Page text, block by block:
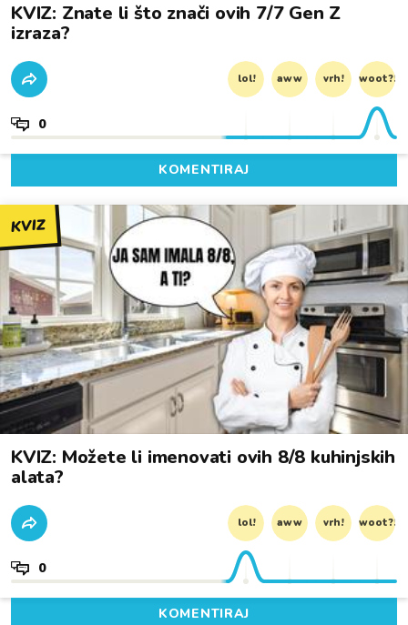
KVIZ: Znate li što znači ovih 7/7 Gen Z
izraza?
lol! aww vrh! woot?!
0
KOMENTIRAJ
KVIZ
KVIZ: Možete li imenovati ovih 8/8 kuhinjskih
alata?
lol! aww vrh! woot?!
0
KOMENTIRAJ